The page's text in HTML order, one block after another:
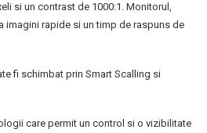
si un contrast de 1000:1. Monitorul,
imagini rapide si un timp de raspuns de
fi schimbat prin Smart Scalling si
care permit un control si o vizibilitate